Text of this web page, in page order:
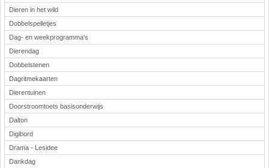
Dieren in het wild
Dobbelspelletjes
Dag- en weekprogramma's
Dierendag
Dobbelstenen
Dagritmekaarten
Dierentuinen
Doorstroomtoets basisonderwijs
Dalton
Digibord
Drama - Lesidee
Dankdag